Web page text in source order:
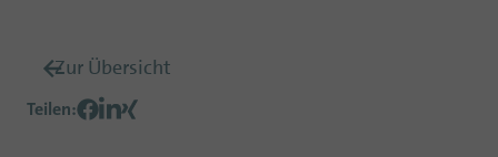
Zur Übersicht
Teilen: